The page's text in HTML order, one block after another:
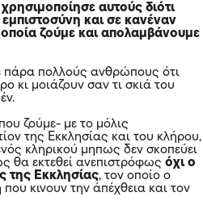
αυτούς διότι
και σε κανέναν
ζούμε και απολαμβάνουμε
πάρα πολλούς ανθρώπους ότι
κι μοιάζουν σαν τι σκιά του
ζούμε- με το μόλις
της Εκκλησίας και του κλήρου,
κληρικού μηπως δεν σκοπεύει
θα εκτεθεί ανεπιστρόφως όχι ο
της Εκκλησίας, τον οποίο ο
κινουν την άπέχθεια και τον